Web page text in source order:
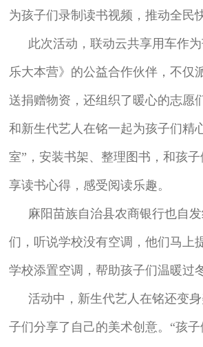
为孩子们录制读书视频，推动全民
此次活动，联动云共享用车作
乐大本营》的公益合作伙伴，不仅
送捐赠物资，还组织了暖心的志愿
和新生代艺人在铭一起为孩子们精
室”，安装书架、整理图书，和孩
享读书心得，感受阅读乐趣。
麻阳苗族自治县农商银行也自
们，听说学校没有空调，他们马上
学校添置空调，帮助孩子们温暖过
活动中，新生代艺人在铭还变
子们分享了自己的美术创意。“孩